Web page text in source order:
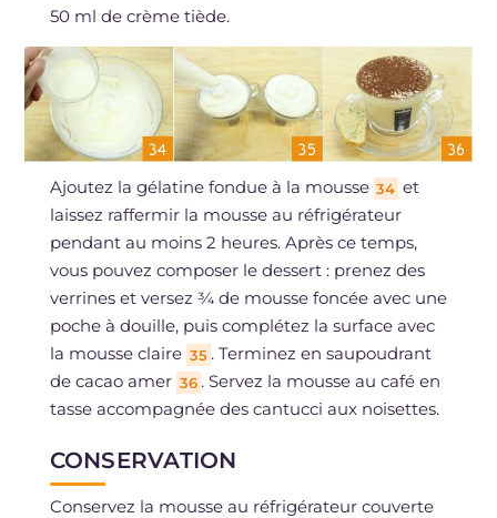
50 ml de crème tiède.
Ajoutez la gélatine fondue à la mousse 34 et
laissez raffermir la mousse au réfrigérateur
pendant au moins 2 heures. Après ce temps,
vous pouvez composer le dessert : prenez des
verrines et versez ¾ de mousse foncée avec une
poche à douille, puis complétez la surface avec
la mousse claire 35 . Terminez en saupoudrant
de cacao amer 36 . Servez la mousse au café en
tasse accompagnée des cantucci aux noisettes.
CONSERVATION
Conservez la mousse au réfrigérateur couverte